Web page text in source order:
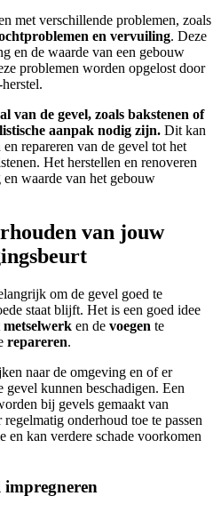
met verschillende problemen, zoals
en vervuiling. Deze
en de waarde van een gebouw
problemen worden opgelost door
van de gevel, zoals bakstenen of
aanpak nodig zijn. Dit kan
repareren van de gevel tot het
Het herstellen en renoveren
waarde van het gebouw
van jouw
om de gevel goed te
staat blijft. Het is een goed idee
metselwerk en de voegen te
repareren.
naar de omgeving en of er
kunnen beschadigen. Een
bij gevels gemaakt van
onderhoud toe te passen
kan verdere schade voorkomen